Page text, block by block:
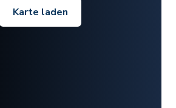
Karte laden